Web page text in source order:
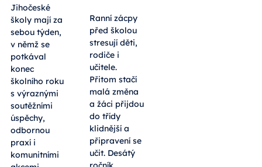
Jihočeské
školy mají za
sebou týden,
v němž se
potkával
konec
školního roku
s výraznými
soutěžními
úspěchy,
odbornou
praxí i
komunitními
Ranní zácpy
před školou
stresují děti,
rodiče i
učitele.
Přitom stačí
malá změna
a žáci přijdou
do třídy
klidnější a
připravení se
učit. Desátý